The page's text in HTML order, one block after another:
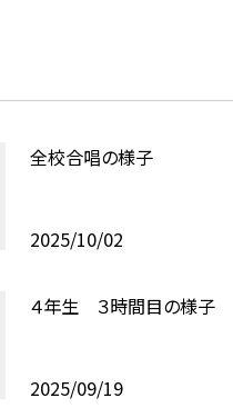
全校合唱の様子
2025/10/02
４年生 ３時間目の様子
2025/09/19